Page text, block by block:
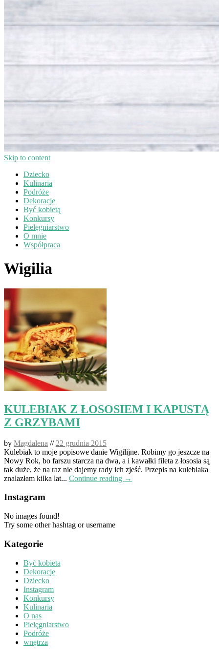
Skip to content
Dziecko
Kulinaria
Podróże
Dekoracje
Być kobietą
Konkursy
Pielęgniarstwo
O mnie
Współpraca
Wigilia
KULEBIAK Z ŁOSOSIEM I KAPUSTĄ
Z GRZYBAMI
by Magdalena // 22 grudnia 2015
Kulebiak to moje popisowe danie Wigilijne. Robimy go jeszcze na
Nowy Rok, bo farszu starcza na dwa, a i kawałki fileta z łososia są
tak duże, że na raz nie dajemy rady ich zjeść. Przepis na kulebiaka
znalazłam kilka lat... Continue reading →
Instagram
No images found!
Try some other hashtag or username
Kategorie
Być kobietą
Dekoracje
Dziecko
Instagram
Konkursy
Kulinaria
O nas
Pielęgniarstwo
Podróże
wnętrza